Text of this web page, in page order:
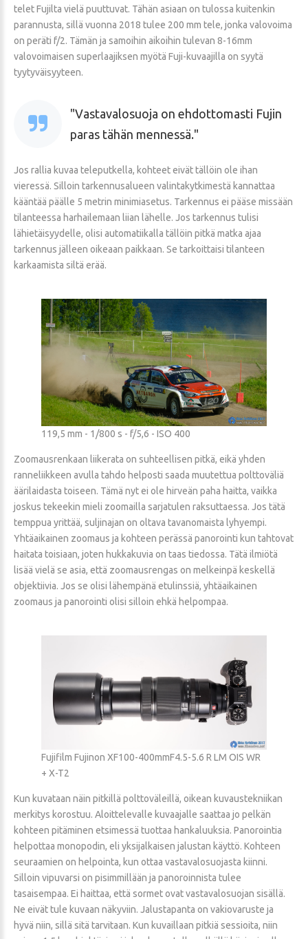
telet Fujilta vielä puuttuvat. Tähän asiaan on tulossa kuitenkin
parannusta, sillä vuonna 2018 tulee 200 mm tele, jonka valovoima
on peräti f/2. Tämän ja samoihin aikoihin tulevan 8-16mm
valovoimaisen superlaajiksen myötä Fuji-kuvaajilla on syytä
tyytyväisyyteen.
Vastavalosuoja on ehdottomasti Fujin
paras tähän mennessä.
Jos rallia kuvaa teleputkella, kohteet eivät tällöin ole ihan
vieressä. Silloin tarkennusalueen valintakytkimestä kannattaa
kääntää päälle 5 metrin minimiasetus. Tarkennus ei pääse missään
tilanteessa harhailemaan liian lähelle. Jos tarkennus tulisi
lähietäisyydelle, olisi automatiikalla tällöin pitkä matka ajaa
tarkennus jälleen oikeaan paikkaan. Se tarkoittaisi tilanteen
karkaamista siltä erää.
119,5 mm - 1/800 s - f/5,6 - ISO 400
Zoomausrenkaan liikerata on suhteellisen pitkä, eikä yhden
ranneliikkeen avulla tahdo helposti saada muutettua polttoväliä
äärilaidasta toiseen. Tämä nyt ei ole hirveän paha haitta, vaikka
joskus tekeekin mieli zoomailla sarjatulen raksuttaessa. Jos tätä
temppua yrittää, suljinajan on oltava tavanomaista lyhyempi.
Yhtäaikainen zoomaus ja kohteen perässä panorointi kun tahtovat
haitata toisiaan, joten hukkakuvia on taas tiedossa. Tätä ilmiötä
lisää vielä se asia, että zoomausrengas on melkeinpä keskellä
objektiivia. Jos se olisi lähempänä etulinssiä, yhtäaikainen
zoomaus ja panorointi olisi silloin ehkä helpompaa.
Fujifilm Fujinon XF100-400mmF4.5-5.6 R LM OIS WR
+ X-T2
Kun kuvataan näin pitkillä polttoväleillä, oikean kuvaustekniikan
merkitys korostuu. Aloittelevalle kuvaajalle saattaa jo pelkän
kohteen pitäminen etsimessä tuottaa hankaluuksia. Panorointia
helpottaa monopodin, eli yksijalkaisen jalustan käyttö. Kohteen
seuraamien on helpointa, kun ottaa vastavalosuojasta kiinni.
Silloin vipuvarsi on pisimmillään ja panoroinnista tulee
tasaisempaa. Ei haittaa, että sormet ovat vastavalosuojan sisällä.
Ne eivät tule kuvaan näkyviin. Jalustapanta on vakiovaruste ja
hyvä niin, sillä sitä tarvitaan. Kun kuvaillaan pitkiä sessioita, niin